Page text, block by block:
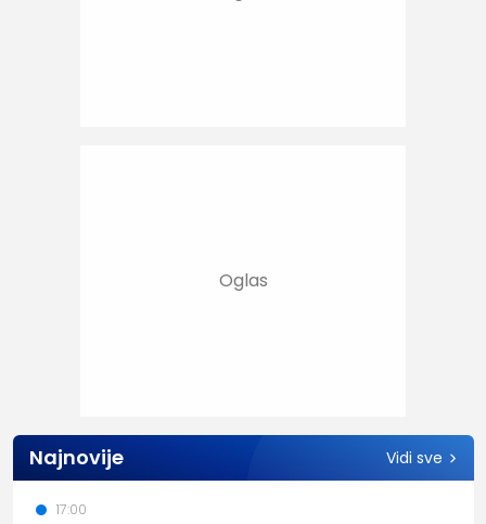
Najnovije Vidi sve
17:00